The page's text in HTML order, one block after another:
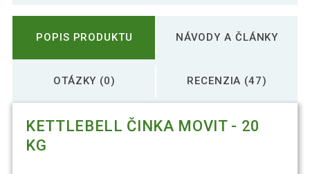
POPIS PRODUKTU NÁVODY A ČLÁNKY
OTÁZKY (0) RECENZIA (47)
KETTLEBELL ČINKA MOVIT - 20
KG